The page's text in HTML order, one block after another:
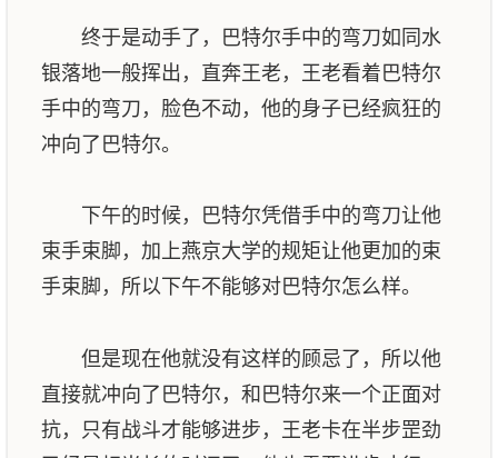
终于是动手了，巴特尔手中的弯刀如同水
银落地一般挥出，直奔王老，王老看着巴特尔
手中的弯刀，脸色不动，他的身子已经疯狂的
冲向了巴特尔。
下午的时候，巴特尔凭借手中的弯刀让他
束手束脚，加上燕京大学的规矩让他更加的束
手束脚，所以下午不能够对巴特尔怎么样。
但是现在他就没有这样的顾忌了，所以他
直接就冲向了巴特尔，和巴特尔来一个正面对
抗，只有战斗才能够进步，王老卡在半步罡劲